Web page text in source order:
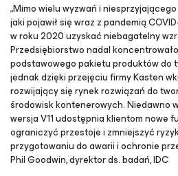
„Mimo wielu wyzwań i
jaki pojawił się wraz z pandemią
w roku 2020 uzyskać niebagatelny
Przedsiębiorstwo nadal
podstawowego pakietu produktów do
jednak dzięki przejęciu firmy Kasten
rozwijający się rynek rozwiązań do
środowisk kontenerowych. Niedawno
wersja V11 udostępnia klientom nowe
ograniczyć przestoje i zmniejszyć
przygotowaniu do awarii i ochronie
Phil Goodwin, dyrektor ds. badań, IDC